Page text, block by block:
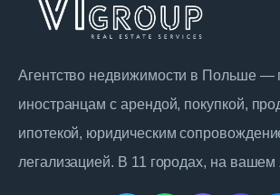
Агентство недвижимости в Польше —
иностранцам с арендой, покупкой,
ипотекой, юридическим
легализацией. В 11 городах, на вашем